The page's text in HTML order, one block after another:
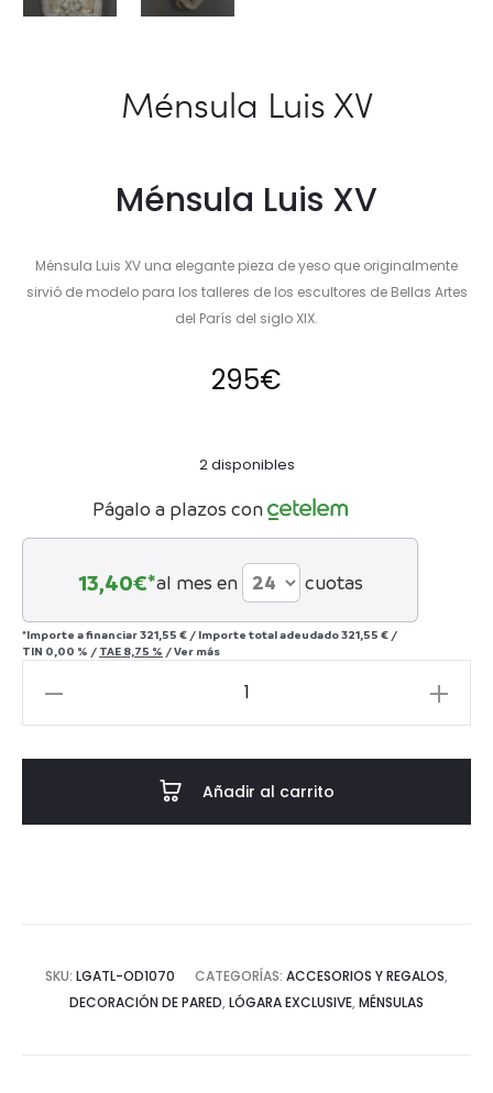
Ménsula Luis XV
Ménsula Luis XV
Ménsula Luis XV una elegante pieza de yeso que originalmente
sirvió de modelo para los talleres de los escultores de Bellas Artes
del París del siglo XIX.
295€
2 disponibles
Págalo a plazos con
13,40€*al mes en cuotas
*Importe a financiar321,55 € / Importe total adeudado321,55 € /
TIN 0,00 % / TAE 8,75 % /Ver más
Añadir al carrito
SKU: LGATL-OD1070 CATEGORÍAS: ACCESORIOS Y REGALOS,
DECORACIÓN DE PARED, LÓGARA EXCLUSIVE, MÉNSULAS